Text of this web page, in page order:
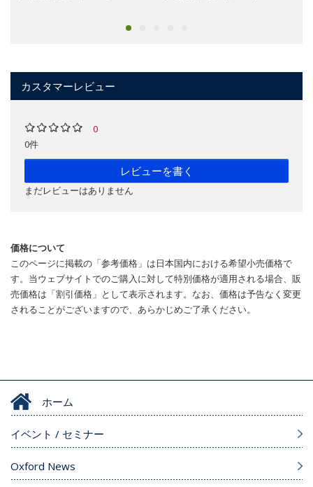
カスタマーレビュー
0
0件
レビューを書く
まだレビューはありません
価格について
このページに掲載の「参考価格」は日本国内における希望小売価格で
す。当ウェブサイトでのご購入に対して特別価格が適用される場合、販
売価格は「割引価格」として表示されます。なお、価格は予告なく変更
されることがございますので、あらかじめご了承ください。
ホーム
イベント / セミナー
Oxford News